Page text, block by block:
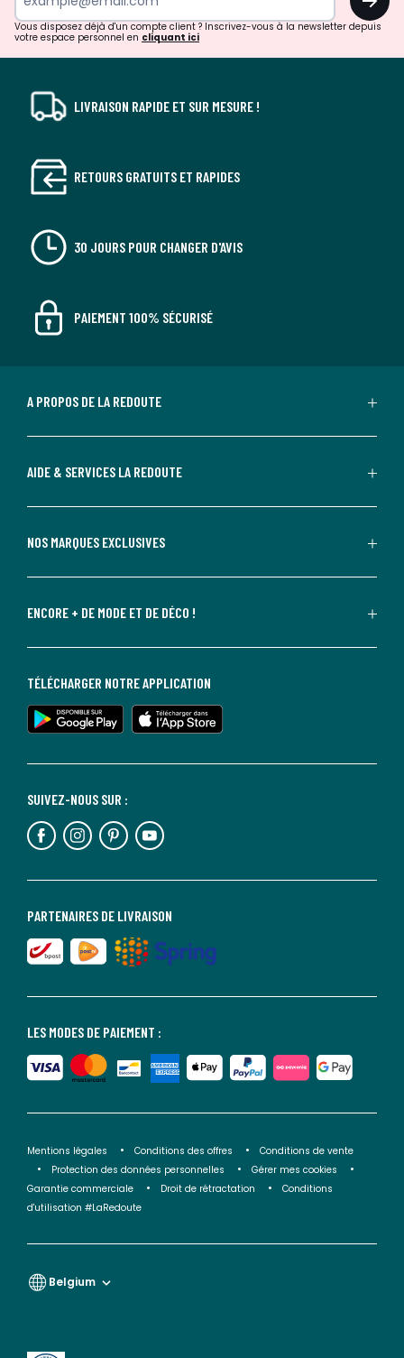
Vous disposez déjà d'un compte client ? Inscrivez-vous à la newsletter depuis
votre espace personnel en cliquant ici
LIVRAISON RAPIDE ET SUR MESURE !
RETOURS GRATUITS ET RAPIDES
30 JOURS POUR CHANGER D'AVIS
PAIEMENT 100% SÉCURISÉ
A PROPOS DE LA REDOUTE
AIDE & SERVICES LA REDOUTE
NOS MARQUES EXCLUSIVES
ENCORE + DE MODE ET DE DÉCO !
LES MODES DE PAIEMENT :
PARTENAIRES DE LIVRAISON
SUIVEZ-NOUS SUR :
TÉLÉCHARGER NOTRE APPLICATION
Mentions légales Conditions des offres
Conditions de vente
Protection des données personnelles
Gérer mes cookies
Garantie commerciale
Droit de rétractation
Conditions
d'utilisation #LaRedoute
Belgium